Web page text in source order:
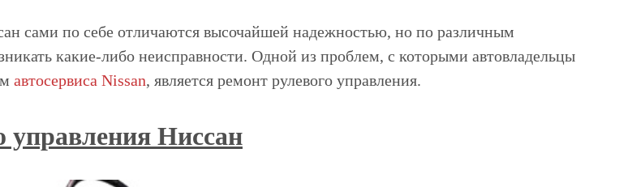
сами по себе отличаются высочайшей надежностью, но по различным
какие-либо неисправности. Одной из проблем, с которыми автовладельцы
автосервиса Nissan, является ремонт рулевого управления.
управления Ниссан